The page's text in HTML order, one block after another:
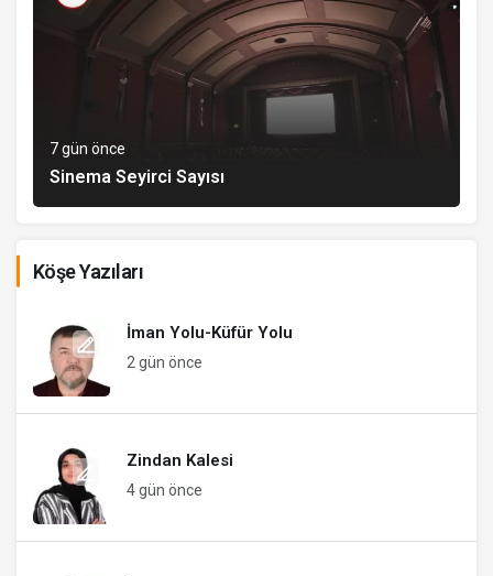
7 gün önce
Sinema Seyirci Sayısı
Köşe Yazıları
İman Yolu-Küfür Yolu
2 gün önce
Zindan Kalesi
4 gün önce